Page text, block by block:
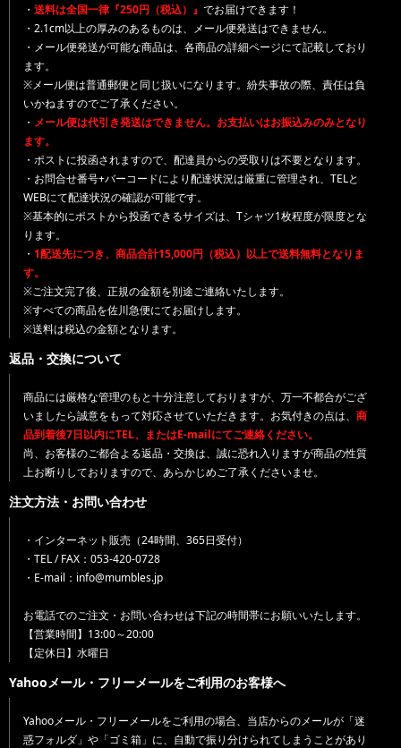
・ 送料は全国一律『250円（税込）』 でお届けできます！
・2.1cm以上の厚みのあるものは、メール便発送はできません。
・メール便発送が可能な商品は、各商品の詳細ページにて記載しており
ます。
※メール便は普通郵便と同じ扱いになります。紛失事故の際、責任は負
いかねますのでご了承ください。
・ メール便は代引き発送はできません。お支払いはお振込みのみとなり
ます。
・ポストに投函されますので、配達員からの受取りは不要となります。
・お問合せ番号+バーコードにより配達状況は厳重に管理され、TELと
WEBにて配達状況の確認が可能です。
※基本的にポストから投函できるサイズは、Tシャツ1枚程度が限度とな
ります。
・ 1配送先につき、商品合計15,000円（税込）以上で送料無料となりま
す。
※ご注文完了後、正規の金額を別途ご連絡いたします。
※すべての商品を佐川急便にてお届けします。
※送料は税込の金額となります。
返品・交換について
商品には厳格な管理のもと十分注意しておりますが、万一不都合がござ
いましたら誠意をもって対応させていただきます。お気付きの点は、 商
品到着後7日以内にTEL、またはE-mailにてご連絡ください。
尚、お客様のご都合よる返品・交換は、誠に恐れ入りますが商品の性質
上お断りしておりますので、あらかじめご了承くださいませ。
注文方法・お問い合わせ
・インターネット販売（24時間、365日受付）
・TEL / FAX：053-420-0728
・E-mail：info@mumbles.jp
お電話でのご注文・お問い合わせは下記の時間帯にお願いいたします。
【営業時間】13:00～20:00
【定休日】水曜日
Yahooメール・フリーメールをご利用のお客様へ
Yahooメール・フリーメールをご利用の場合、当店からのメールが「迷
惑フォルダ」や「ゴミ箱」に、自動で振り分けられてしまうことがあり